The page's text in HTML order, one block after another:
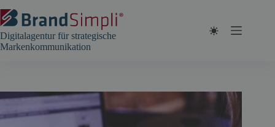
Inhalt
springen
Digitalagentur für strategische
Markenkommunikation